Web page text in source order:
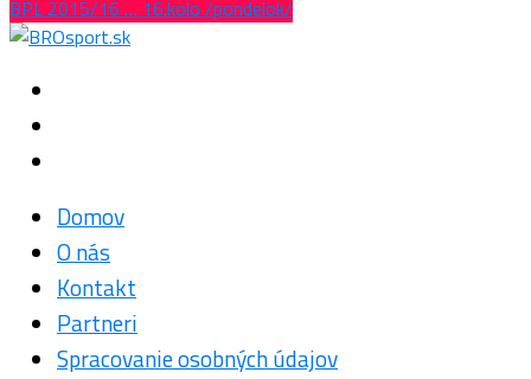
BPL 2015/16 … 16.kolo /pondelok/
Domov
O nás
Kontakt
Partneri
Spracovanie osobných údajov